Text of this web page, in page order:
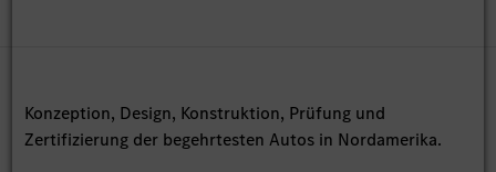
Konzeption, Design, Konstruktion, Prüfung und
Zertifizierung der begehrtesten Autos in Nordamerika.